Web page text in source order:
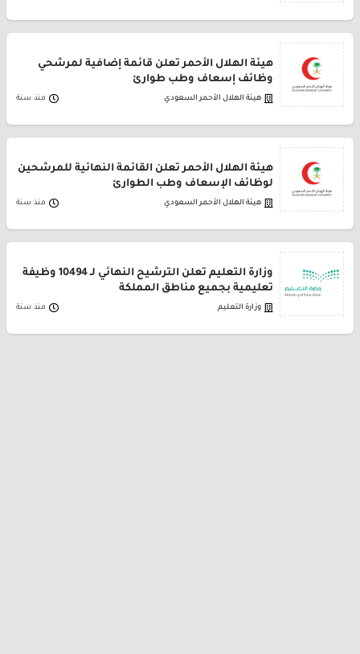
هيئة الهلال الأحمر تعلن قائمة إضافية لمرشحي
وظائف إسعاف وطب طوارئ
هيئة الهلال الأحمر السعودي منذ سنة
هيئة الهلال الأحمر تعلن القائمة النهائية للمرشحين
لوظائف الإسعاف وطب الطوارئ
هيئة الهلال الأحمر السعودي منذ سنة
وزارة التعليم تعلن الترشيح النهائي لـ 10494 وظيفة
تعليمية بجميع مناطق المملكة
وزارة التعليم منذ سنة